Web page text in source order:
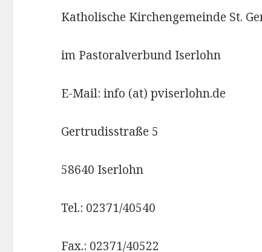
Katholische Kirchengemeinde St.
im Pastoralverbund Iserlohn
E-Mail: info (at) pviserlohn.de
Gertrudisstraße 5
58640 Iserlohn
Tel.: 02371/40540
Fax.: 02371/40522